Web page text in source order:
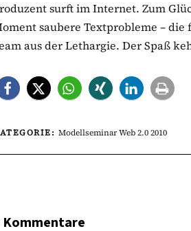
surft im Internet. Zum
saubere Textprobleme – die
aus der Lethargie. Der Spaß
Modellseminar Web 2.0 2010
Kommentare